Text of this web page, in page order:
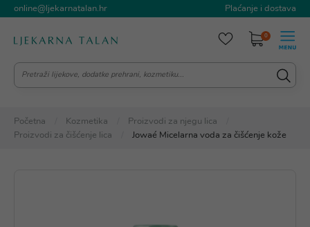
online@ljekarnatalan.hr Plaćanje i dostava
0
Početna Kozmetika
Proizvodi za njegu lica
Proizvodi za čišćenje lica
Jowaé Micelarna voda za čišćenje kože